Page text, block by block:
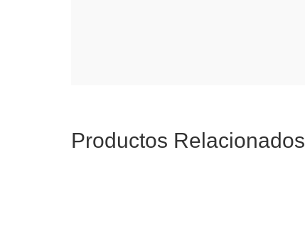
Productos Relacionados